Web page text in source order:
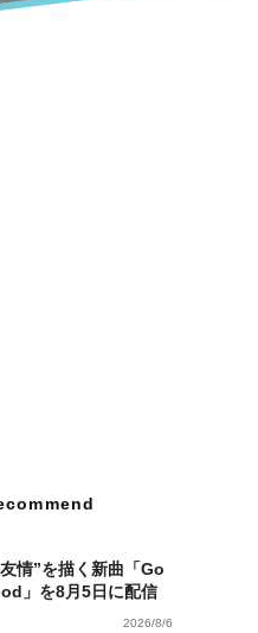
情”を描く新曲「Go
」を8月5日に配信
2026/8/6